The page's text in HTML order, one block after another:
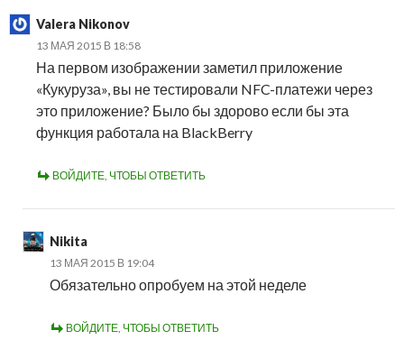
Valera Nikonov
13 МАЯ 2015 В 18:58
На первом изображении заметил приложение
«Кукуруза», вы не тестировали NFC-платежи через
это приложение? Было бы здорово если бы эта
функция работала на BlackBerry
ВОЙДИТЕ, ЧТОБЫ ОТВЕТИТЬ
Nikita
13 МАЯ 2015 В 19:04
Обязательно опробуем на этой неделе
ВОЙДИТЕ, ЧТОБЫ ОТВЕТИТЬ